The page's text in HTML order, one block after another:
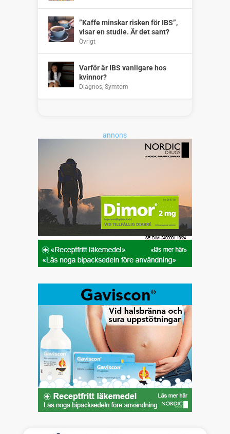
”Kaffe minskar risken för IBS”,
visar en studie. Är det sant?
Övrigt
Varför är IBS vanligare hos
kvinnor?
Diagnos, Symtom
annons